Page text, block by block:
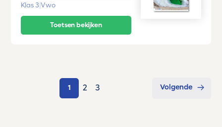
Klas 3|Vwo
Toetsen bekijken
1 2 3 Volgende